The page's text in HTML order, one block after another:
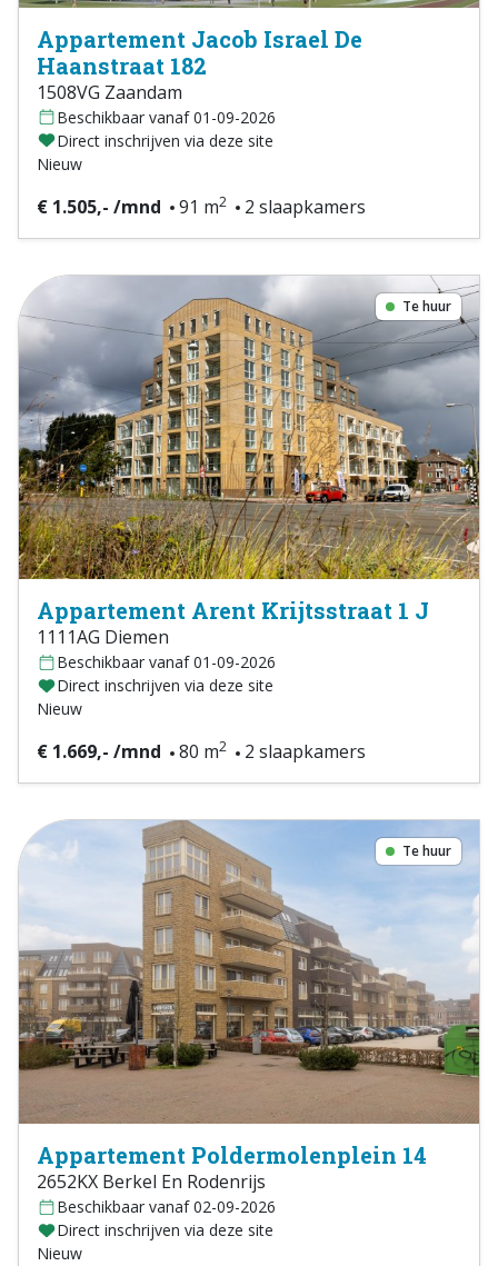
Appartement Jacob Israel De
Haanstraat 182
1508VG Zaandam
Beschikbaar vanaf 01-09-2026
Direct inschrijven via deze site
Nieuw
€ 1.505,- /mnd 91 m2 2 slaapkamers
Te huur
Appartement Arent Krijtsstraat 1 J
1111AG Diemen
Beschikbaar vanaf 01-09-2026
Direct inschrijven via deze site
Nieuw
€ 1.669,- /mnd 80 m2 2 slaapkamers
Te huur
Appartement Poldermolenplein 14
2652KX Berkel En Rodenrijs
Beschikbaar vanaf 02-09-2026
Direct inschrijven via deze site
Nieuw